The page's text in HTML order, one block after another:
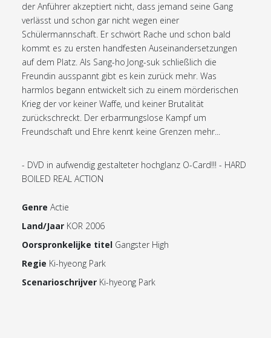
der Anführer akzeptiert nicht, dass jemand seine Gang
verlässt und schon gar nicht wegen einer
Schülermannschaft. Er schwört Rache und schon bald
kommt es zu ersten handfesten Auseinandersetzungen
auf dem Platz. Als Sang-ho Jong-suk schließlich die
Freundin ausspannt gibt es kein zurück mehr. Was
harmlos begann entwickelt sich zu einem mörderischen
Krieg der vor keiner Waffe, und keiner Brutalität
zurückschreckt. Der erbarmungslose Kampf um
Freundschaft und Ehre kennt keine Grenzen mehr...
- DVD in aufwendig gestalteter hochglanz O-Card!!! - HARD
BOILED REAL ACTION
Genre Actie
Land/Jaar KOR 2006
Oorspronkelijke titel Gangster High
Regie Ki-hyeong Park
Scenarioschrijver Ki-hyeong Park